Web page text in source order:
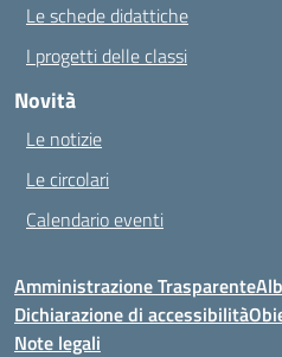
Le schede didattiche
I progetti delle classi
Novità
Le notizie
Le circolari
Calendario eventi
Amministrazione Trasparente
Dichiarazione di accessibilità
Note legali